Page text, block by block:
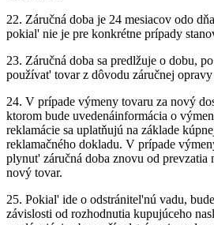
22. Záručná doba je 24 mesiacov odo
pokial' nie je pre konkrétne prípady
23. Záručná doba sa predlžuje o dobu,
používat' tovar z dôvodu záručnej
24. V prípade výmeny tovaru za nový
ktorom bude uvedenáinformácia o
reklamácie sa uplatňujú na základe
reklamačného dokladu. V prípade
plynut' záručná doba znovu od prevzatia
nový tovar.
25. Pokial' ide o odstránitel'nú vadu,
závislosti od rozhodnutia kupujúceho